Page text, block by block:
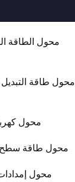
محول الطاقة
محول طاقة التبديل
محول
محول طاقة سطح
محول